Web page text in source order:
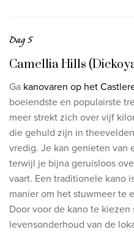
Dag 5
Camellia Hills
Ga kanovaren op het
boeiendste en populairste
meer strekt zich over vijf
die gehuld zijn in
vredig. Je kan genieten van
terwijl je bijna geruisloos
vaart. Een traditionele kano
manier om het stuwmeer te
Door voor de kano te
levensonderhoud van de